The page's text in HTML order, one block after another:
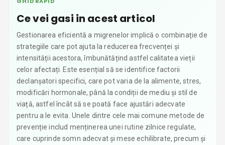
Ce vei gasi in acest articol
Gestionarea eficientă a migrenelor implică o combinație de
strategiile care pot ajuta la reducerea frecvenței și
intensității acestora, îmbunătățind astfel calitatea vieții
celor afectați. Este esențial să se identifice factorii
declanșatori specifici, care pot varia de la alimente, stres,
modificări hormonale, până la condiții de mediu și stil de
viață, astfel încât să se poată face ajustări adecvate
pentru a le evita. Unele dintre cele mai comune metode de
prevenție includ menținerea unei rutine zilnice regulate,
care cuprinde somn adecvat și mese echilibrate, precum și